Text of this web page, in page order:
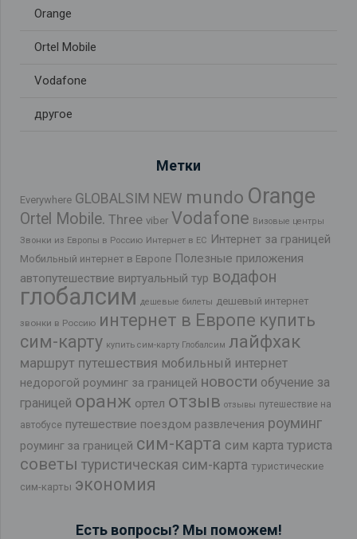
Orange
Ortel Mobile
Vodafone
другое
Метки
Everywhere GLOBALSIM NEW mundo Orange
Ortel Mobile. Three viber Vodafone Визовые центры
Звонки из Европы в Россию Интернет в ЕС Интернет за границей
Мобильный интернет в Европе Полезные приложения
автопутешествие виртуальный тур водафон
глобалсим дешевые билеты дешевый интернет
звонки в Россию интернет в Европе купить
сим-карту купить сим-карту Глобалсим лайфхак
маршрут путешествия мобильный интернет
недорогой роуминг за границей новости обучение за
границей оранж ортел отзыв отзывы путешествие на
автобусе путешествие поездом развлечения роуминг
роуминг за границей сим-карта сим карта туриста
советы туристическая сим-карта туристические
сим-карты экономия
Есть вопросы? Мы поможем!